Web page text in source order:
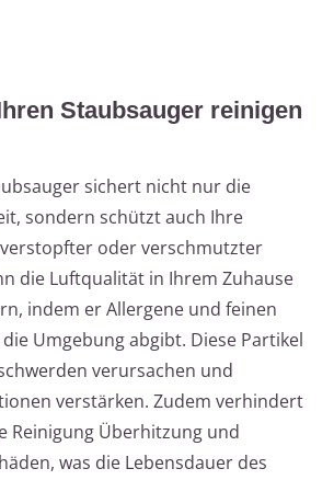
Staubsauger reinigen
sichert nicht nur die
sondern schützt auch Ihre
oder verschmutzter
die Luftqualität in Ihrem Zuhause
indem er Allergene und feinen
Umgebung abgibt. Diese Partikel
verursachen und
verstärken. Zudem verhindert
Reinigung Überhitzung und
was die Lebensdauer des